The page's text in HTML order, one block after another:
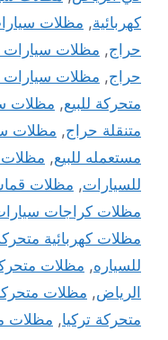
كهربائية, مظلات
حراج, مظلات سيارات
حراج, مظلات سيارات
متحركة للبيع, مظلات
متنقلة حراج, مظلات
مستعمله للبيع,
للسيارات, مظلات
مظلات كراجات
مظلات كهربائية
للسياره, مظلات
الرياض, مظلات
متحركة تركيا, مظلات